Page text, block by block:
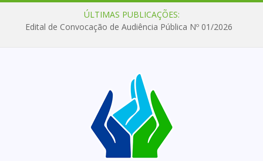
ÚLTIMAS PUBLICAÇÕES:
Edital de Convocação de Audiência Pública Nº 01/2026